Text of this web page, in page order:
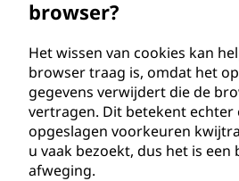
browser?
Het wissen van cookies kan
browser traag is, omdat het
gegevens verwijdert die de
vertragen. Dit betekent echter
opgeslagen voorkeuren
u vaak bezoekt, dus het is een
afweging.